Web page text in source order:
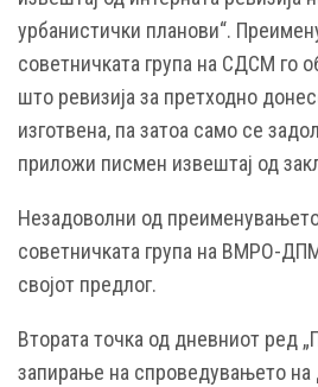
урбанистички планови“.
советничката група на СДСМ го
што ревизија за претходно
изготвена, па затоа само се
приложи писмен извештај од
Незадоволни од
советничката група на ВМРО-
својот предлог.
Втората точка од дневниот ред
запирање на спроведувањето на